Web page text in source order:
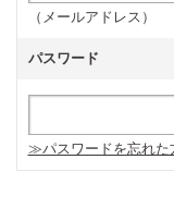
（メールアドレス）
パスワード
≫パスワードを忘れた